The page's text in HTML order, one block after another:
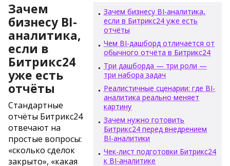
Зачем бизнесу BI-аналитика,
если в Битрикс24 уже есть
отчёты
Чем BI-дашборд отличается от
обычного отчёта в Битрикс24
Три дашборда — три роли —
три набора задач
Реалистичные сценарии: где BI-
аналитика реально меняет
картину
Зачем нужно готовить
Битрикс24 перед внедрением
BI-аналитики
Чек-лист подготовки Битрикс24
к BI-аналитике
Зачем
бизнесу BI-
аналитика,
если в
Битрикс24
уже есть
отчёты
Стандартные
отчёты Битрикс24
отвечают на
простые вопросы:
«сколько сделок
закрыто», «какая